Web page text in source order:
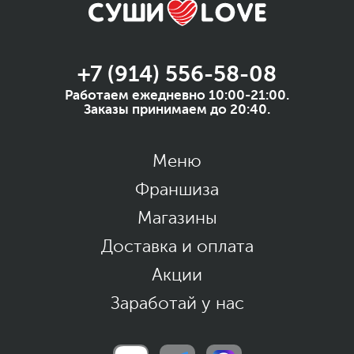
+7 (914) 556-58-08
Работаем ежедневно 10:00-21:00.
Заказы принимаем до 20:40.
Меню
Франшиза
Магазины
Доставка и оплата
Акции
Заработай у нас